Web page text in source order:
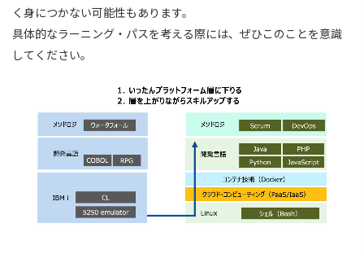
く身につかない可能性もあります。
具体的なラーニング・パスを考える際には、ぜひこのことを意識
してください。